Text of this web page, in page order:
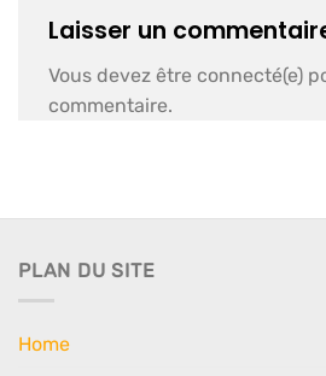
Laisser un
Vous devez être connecté(e)
commentaire.
PLAN DU SITE
Home